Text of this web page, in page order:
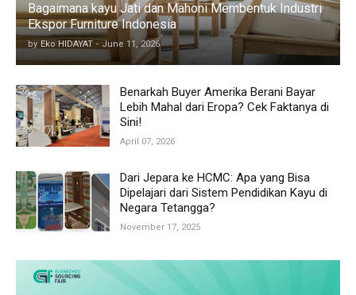
Bagaimana kayu Jati dan Mahoni Membentuk Industri
Ekspor Furniture Indonesia
by Eko HIDAYAT - June 11, 2026
Benarkah Buyer Amerika Berani Bayar
Lebih Mahal dari Eropa? Cek Faktanya di
Sini!
April 07, 2026
Dari Jepara ke HCMC: Apa yang Bisa
Dipelajari dari Sistem Pendidikan Kayu di
Negara Tetangga?
November 17, 2025